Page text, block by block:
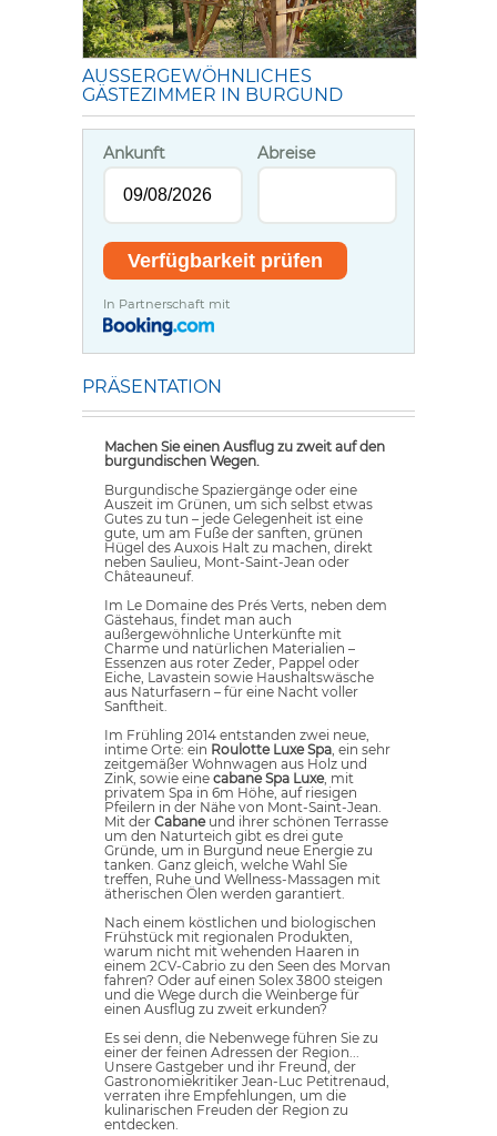
AUSSERGEWÖHNLICHES G
ÄSTEZIMMER IN BURGUND
Ankunft Abreise
In Partnerschaft mit
PRÄSENTATION
Machen Sie einen Ausflug zu zweit auf den
burgundischen Wegen.
Burgundische Spaziergänge oder eine
Auszeit im Grünen, um sich selbst etwas
Gutes zu tun – jede Gelegenheit ist eine
gute, um am Fuße der sanften, grünen
Hügel des Auxois Halt zu machen, direkt
neben Saulieu, Mont-Saint-Jean oder
Châteauneuf.
Im Le Domaine des Prés Verts, neben dem
Gästehaus, findet man auch
außergewöhnliche Unterkünfte mit
Charme und natürlichen Materialien –
Essenzen aus roter Zeder, Pappel oder
Eiche, Lavastein sowie Haushaltswäsche
aus Naturfasern – für eine Nacht voller
Sanftheit.
Im Frühling 2014 entstanden zwei neue,
intime Orte: ein Roulotte Luxe Spa, ein sehr
zeitgemäßer Wohnwagen aus Holz und
Zink, sowie eine cabane Spa Luxe, mit
privatem Spa in 6m Höhe, auf riesigen
Pfeilern in der Nähe von Mont-Saint-Jean.
Mit der Cabaneund ihrer schönen Terrasse
um den Naturteich gibt es drei gute
Gründe, um in Burgund neue Energie zu
tanken. Ganz gleich, welche Wahl Sie
treffen, Ruhe und Wellness-Massagen mit
ätherischen Ölen werden garantiert.
Nach einem köstlichen und biologischen
Frühstück mit regionalen Produkten,
warum nicht mit wehenden Haaren in
einem 2CV-Cabrio zu den Seen des Morvan
fahren? Oder auf einen Solex 3800 steigen
und die Wege durch die Weinberge für
einen Ausflug zu zweit erkunden?
Es sei denn, die Nebenwege führen Sie zu
einer der feinen Adressen der Region...
Unsere Gastgeber und ihr Freund, der
Gastronomiekritiker Jean-Luc Petitrenaud,
verraten ihre Empfehlungen, um die
kulinarischen Freuden der Region zu
entdecken.